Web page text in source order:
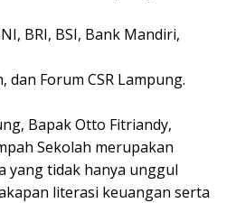
BRI, BSI, Bank Mandiri,
dan Forum CSR Lampung.
Bapak Otto Fitriandy,
Sekolah merupakan
yang tidak hanya unggul
literasi keuangan serta